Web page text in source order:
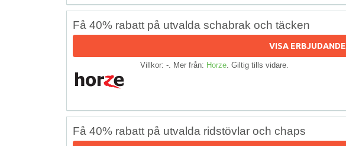
Få 40% rabatt på utvalda schabrak och täcken
VISA ERBJUDANDE
Villkor: -. Mer från: Horze . Giltig tills vidare.
Få 40% rabatt på utvalda ridstövlar och chaps